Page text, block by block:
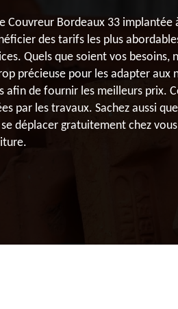
Couvreur Bordeaux 33 implantée
des tarifs les plus
Quels que soient vos besoins,
précieuse pour les adapter aux
afin de fournir les meilleurs prix.
par les travaux. Sachez aussi
déplacer gratuitement chez